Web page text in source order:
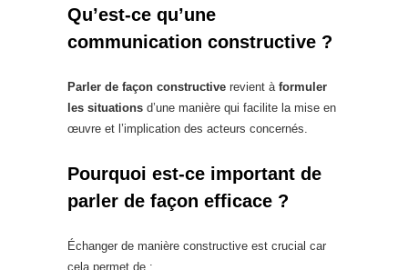
Qu’est-ce qu’une
communication constructive ?
Parler de façon constructive revient à formuler
les situations d’une manière qui facilite la mise en
œuvre et l’implication des acteurs concernés.
Pourquoi est-ce important de
parler de façon efficace ?
Échanger de manière constructive est crucial car
cela permet de :